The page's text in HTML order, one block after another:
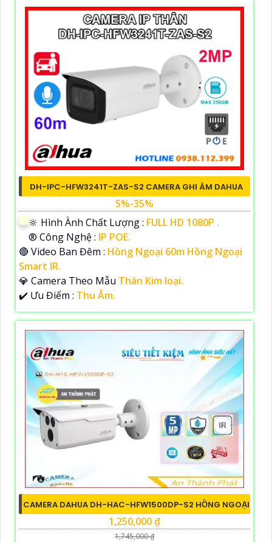
DH-IPC-HFW3241T-ZAS-S2 CAMERA GHI ÂM DAHUA
5%-35%
🔆 Hình Ành Chất Lượng : FULL HD 1080P .
®️ Công Nghệ : IP POE.
🔴 Video Ban Đêm : Hồng Ngoại 60m Hồng Ngoại
Smart IR.
💎 Camera Theo Mẫu Thân Kim loại.
️✔️ Ưu Điểm : Thu Âm.
CAMERA DAHUA DH-HAC-HFW1500DP-S2 HỒNG NGOẠI
1,250,000 ₫
1,745,000 ₫